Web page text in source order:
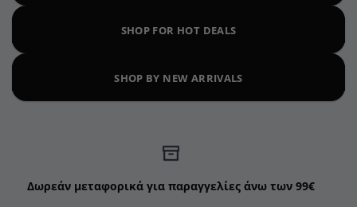
SHOP FOR HOT DEALS
SHOP BY NEW ARRIVALS
Δωρεάν μεταφορικά για παραγγελίες άνω των 99€